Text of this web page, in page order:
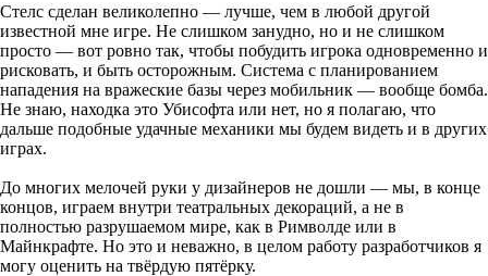
Стелс сделан великолепно — лучше, чем в любой другой
известной мне игре. Не слишком занудно, но и не слишком
просто — вот ровно так, чтобы побудить игрока одновременно и
рисковать, и быть осторожным. Система с планированием
нападения на вражеские базы через мобильник — вообще бомба.
Не знаю, находка это Убисофта или нет, но я полагаю, что
дальше подобные удачные механики мы будем видеть и в других
играх.
До многих мелочей руки у дизайнеров не дошли — мы, в конце
концов, играем внутри театральных декораций, а не в
полностью разрушаемом мире, как в Римволде или в
Майнкрафте. Но это и неважно, в целом работу разработчиков я
могу оценить на твёрдую пятёрку.